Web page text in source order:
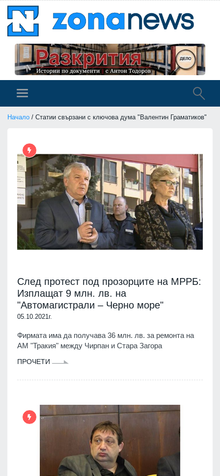
Начало / Статии свързани с ключова дума "Валентин Граматиков"
След протест под прозорците на МРРБ:
Изплащат 9 млн. лв. на
"Автомагистрали – Черно море"
05.10.2021г.
Фирмата има да получава 36 млн. лв. за ремонта на
АМ "Тракия" между Чирпан и Стара Загора
ПРОЧЕТИ